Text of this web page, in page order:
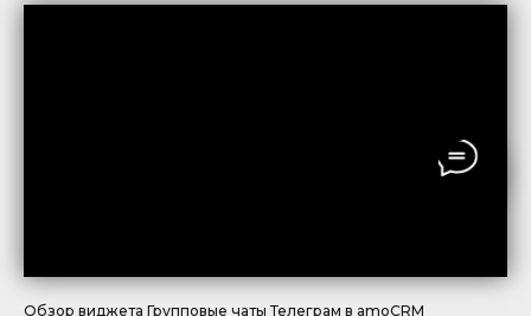
Обзор виджета Групповые чаты Телеграм в amoCRM